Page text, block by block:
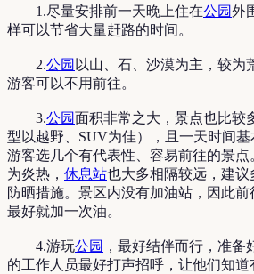
1.尽量安排前一天晚上住在公园外
样可以节省大量赶路的时间。
2.公园 以山、石、沙漠为主，较为
游客可以不用前往。
3.公园面积非常之大，景点也比较
型以越野、SUV为佳），且一天时间
游客选几个有代表性、容易前往的景
为炎热， 休息站也大多相隔较远，建
防晒措施。景区内没有加油站，因此
最好就加一次油。
4.游玩公园 ，最好结伴而行，准备
的工作人员最好打声招呼，让他们知